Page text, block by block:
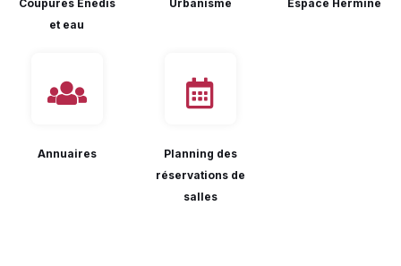
Coupures Enedis
et eau
Urbanisme Espace Hermine
Annuaires
Planning des
réservations de
salles